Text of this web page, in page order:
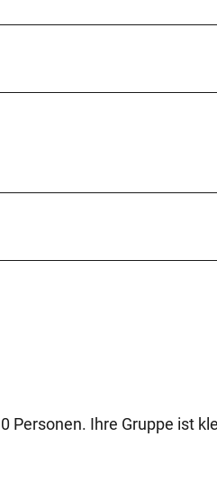
Personen. Ihre Gruppe ist